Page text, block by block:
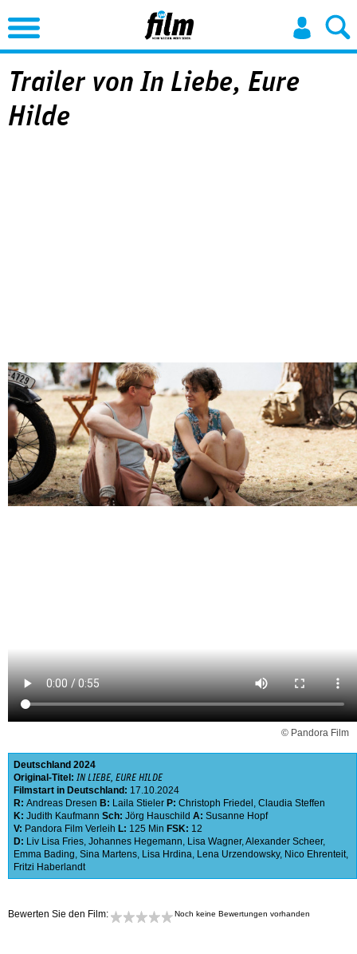
Jump to Navigation
Trailer von In Liebe, Eure
Hilde
© Pandora Film
Deutschland 2024
Original-Titel: IN LIEBE, EURE HILDE
Filmstart in Deutschland: 17.10.2024
R: Andreas Dresen B: Laila Stieler P: Christoph Friedel , Claudia Steffen
K: Judith Kaufmann Sch: Jörg Hauschild A: Susanne Hopf
V: Pandora Film Verleih L: 125 Min FSK: 12
D: Liv Lisa Fries, Johannes Hegemann, Lisa Wagner,Alexander Scheer,
Emma Bading, Sina Martens, Lisa Hrdina, Lena Urzendowsky, Nico Ehrenteit,
Fritzi Haberlandt
Bewerten Sie den Film: Noch keine Bewertungen vorhanden